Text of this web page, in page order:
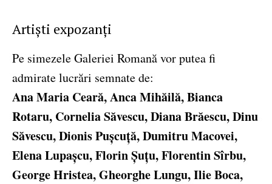
Artiști expozanți
Pe simezele Galeriei Romană vor putea fi
admirate lucrări semnate de:
Ana Maria Ceară, Anca Mihăilă, Bianca
Rotaru, Cornelia Săvescu, Diana Brăescu, Dinu
Săvescu, Dionis Pușcuță, Dumitru Macovei,
Elena Lupașcu, Florin Șuțu, Florentin Sîrbu,
George Hristea, Gheorghe Lungu, Ilie Boca,